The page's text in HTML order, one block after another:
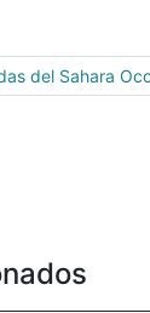
del Sahara